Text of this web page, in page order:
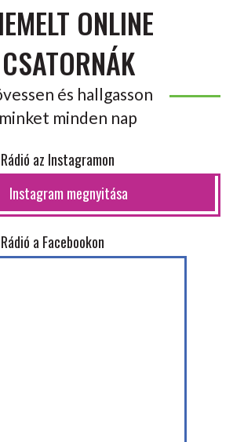
ONLINE
CSATORNÁK
és hallgasson
minket minden nap
az Instagramon
Instagram megnyitása
a Facebookon